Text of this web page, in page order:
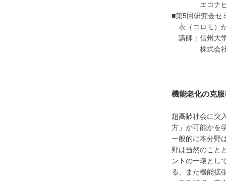
エコナビス
■第5回研究会セ
衣（コロモ）
講師：信州大
株式会社ベネ
機能老化の克
超高齢社会に突
方」が可能かを
一般的に本分野
野は当然のこと
ントの一環とし
る、また機能拡